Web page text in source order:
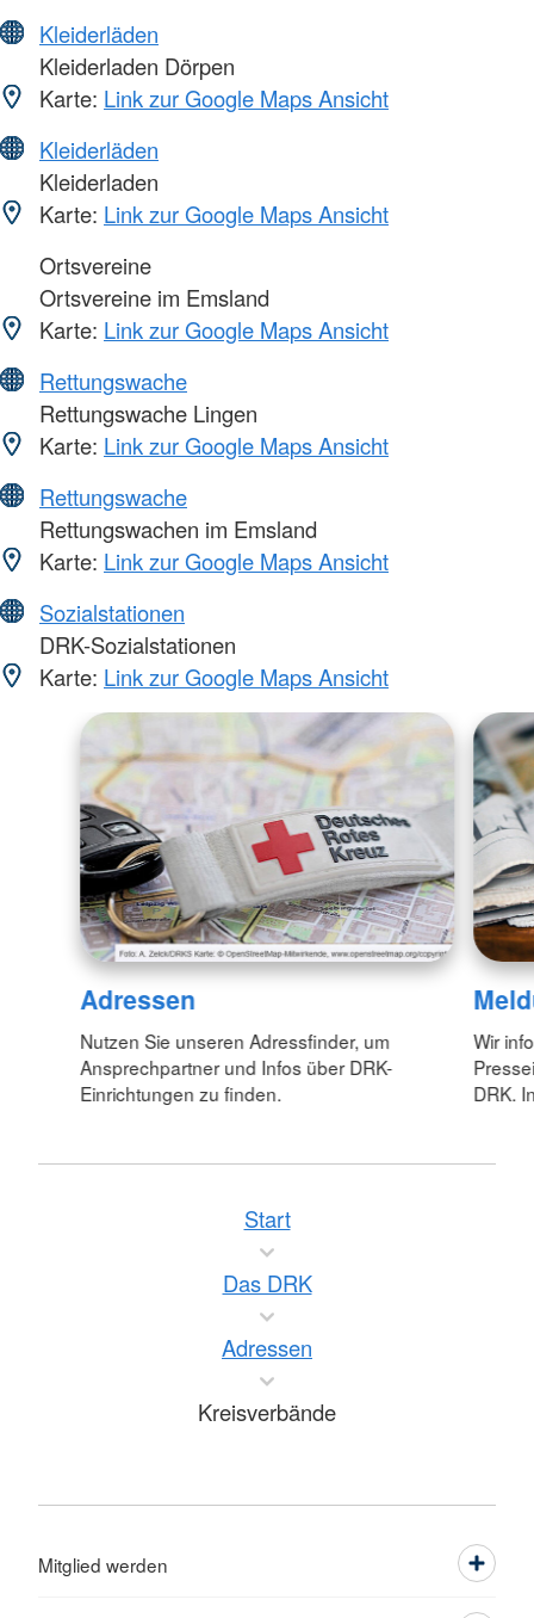
Kleiderläden
Kleiderladen Dörpen
Karte: Link zur Google Maps Ansicht
Kleiderläden
Kleiderladen
Karte: Link zur Google Maps Ansicht
Ortsvereine
Ortsvereine im Emsland
Karte: Link zur Google Maps Ansicht
Rettungswache
Rettungswache Lingen
Karte: Link zur Google Maps Ansicht
Rettungswache
Rettungswachen im Emsland
Karte: Link zur Google Maps Ansicht
Sozialstationen
DRK-Sozialstationen
Karte: Link zur Google Maps Ansicht
Adressen
Nutzen Sie unseren Adressfinder, um
Ansprechpartner und Infos über DRK-
Einrichtungen zu finden.
Wir
DRK.
Start
Das DRK
Adressen
Kreisverbände
Mitglied werden